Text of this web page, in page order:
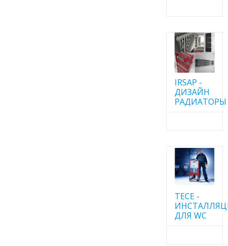
IRSAP -
ДИЗАЙН
РАДИАТОРЫ
TECE -
ДЛЯ WC